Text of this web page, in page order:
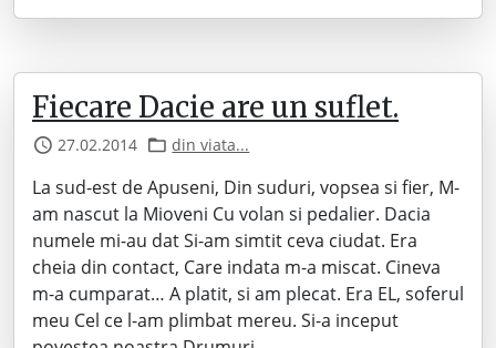
Fiecare Dacie are un suflet.
27.02.2014 din viata...
La sud-est de Apuseni, Din suduri, vopsea si fier, M-
am nascut la Mioveni Cu volan si pedalier. Dacia
numele mi-au dat Si-am simtit ceva ciudat. Era
cheia din contact, Care indata m-a miscat. Cineva
m-a cumparat… A platit, si am plecat. Era EL, soferul
meu Cel ce l-am plimbat mereu. Si-a inceput